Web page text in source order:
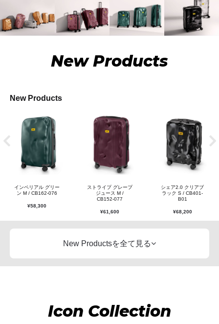
New Products
New Products
インペリアル グリー
ン M / CB162-076
¥58,300
ストライプ グレープ
ジュース M /
CB152-077
¥61,600
シェア2.0 クリアブ
ラック S / CB401-
B01
¥68,200
New Productsを全て見る
Icon Collection